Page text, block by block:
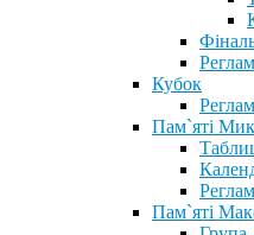
Кубок
Пам`яті
Пам`яті